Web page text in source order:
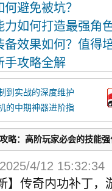
避免被坑？
如何打造最强角
效果如何？值得
手攻略全解
到实战的深度维护
的中期神器进阶指
略：高阶玩家必会的技能
4/12 15:32:34
】传奇内功补丁，